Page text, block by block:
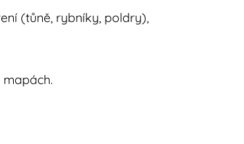
(tůně, rybníky, poldry),